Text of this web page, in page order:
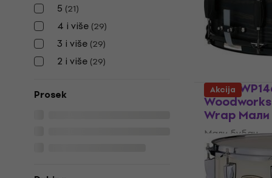
5 (21)
4 i više (29)
3 i više (29)
2 i više (29)
Prosek Tama
Wrap
Мали бубањ
5/5
129,57 €
sa
Akcija